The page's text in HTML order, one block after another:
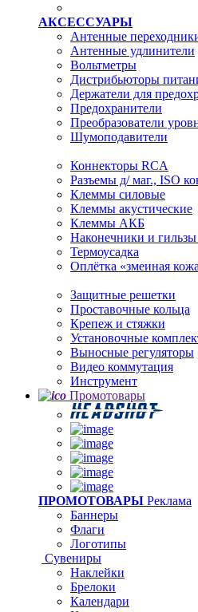
АКСЕССУАРЫ
Антенные
Антенные удлинители
Вольтметры
Дистрибьюторы
Держатели для
Предохранители
Преобразователи
Шумоподавители
Коннекторы RCA
Разъемы д/ маг., ISO
Клеммы силовые
Клеммы акустические
Клеммы АКБ
Наконечники и гильзы
Термоусадка
Оплётка «змеиная
Защитные решетки
Проставочные кольца
Крепеж и стяжки
Установочные
Выносные регуляторы
Видео коммутация
Инструмент
Промотовары
ПРОМОТОВАРЫ Реклама
Баннеры
Флаги
Логотипы
Сувениры
Наклейки
Брелоки
Календари